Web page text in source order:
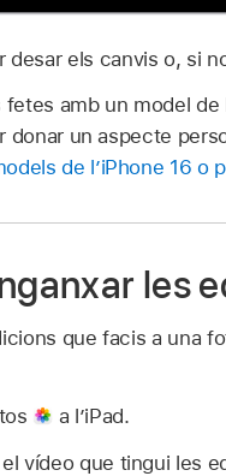
desar els canvis o, si
fetes amb un model
donar un aspecte
de l’iPhone 16 o
les
que facis a una
a l’iPad.
vídeo que tingui les